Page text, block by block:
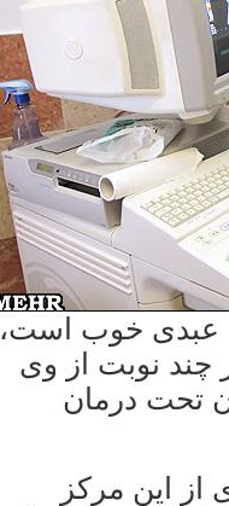
عبدی خوب است،
چند نوبت از وی
تحت درمان
از این مرکز